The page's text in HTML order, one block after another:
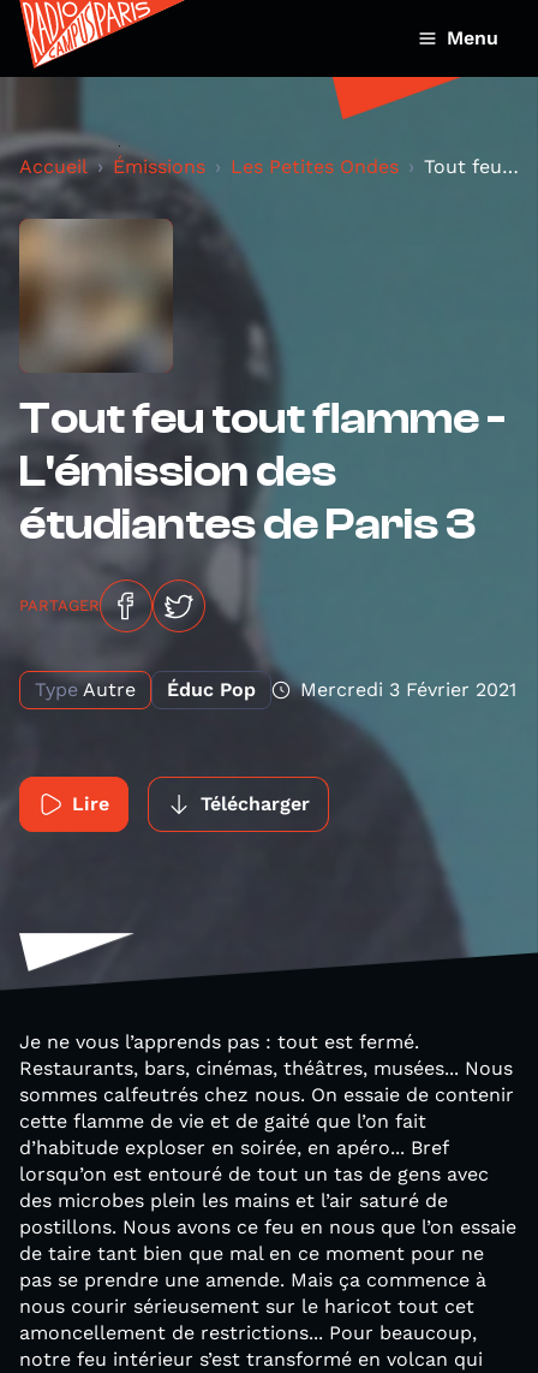
Menu
Accueil Émissions Les Petites Ondes Tout feu tout flamme - L'émission des étudiantes d...
Tout feu tout flamme -
L'émission des
étudiantes de Paris 3
PARTAGER
Type Autre Éduc Pop Mercredi 3 Février 2021
Lire Télécharger
Je ne vous l’apprends pas : tout est fermé.
Restaurants, bars, cinémas, théâtres, musées... Nous
sommes calfeutrés chez nous. On essaie de contenir
cette flamme de vie et de gaité que l’on fait
d’habitude exploser en soirée, en apéro... Bref
lorsqu’on est entouré de tout un tas de gens avec
des microbes plein les mains et l’air saturé de
postillons. Nous avons ce feu en nous que l’on essaie
de taire tant bien que mal en ce moment pour ne
pas se prendre une amende. Mais ça commence à
nous courir sérieusement sur le haricot tout cet
amoncellement de restrictions... Pour beaucoup,
notre feu intérieur s’est transformé en volcan qui